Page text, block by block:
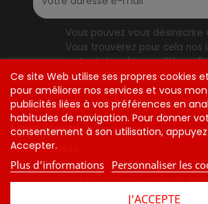
Vous pouvez vous
Vous trouverez pour cela nos
contact dans les conditions
Contactez-Nous
Notre Société
Notre Société
Ce site Web utilise ses propres cookies
pour améliorer nos services et vous
publicités liées à vos préférences en
habitudes de navigation. Pour donner
consentement à son utilisation,
Accepter.
Plus d'informations Personnaliser les
J'ACCEPTE
FAQ
Commandes Et
Tarifs Et Politique D'expédition